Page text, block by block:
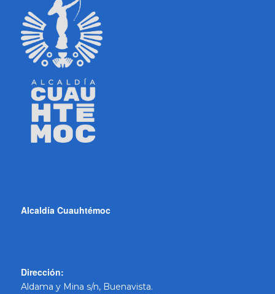
Alcaldía Cuauhtémoc
Dirección:
Aldama y Mina s/n, Buenavista.